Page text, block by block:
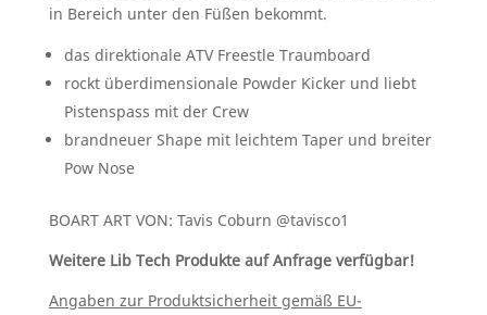
in Bereich unter den Füßen bekommt.
das direktionale ATV Freestle Traumboard
rockt überdimensionale Powder Kicker und liebt
Pistenspass mit der Crew
brandneuer Shape mit leichtem Taper und breiter
Pow Nose
BOART ART VON: Tavis Coburn @tavisco1
Weitere Lib Tech Produkte auf Anfrage verfügbar!
Angaben zur Produktsicherheit gemäß EU-